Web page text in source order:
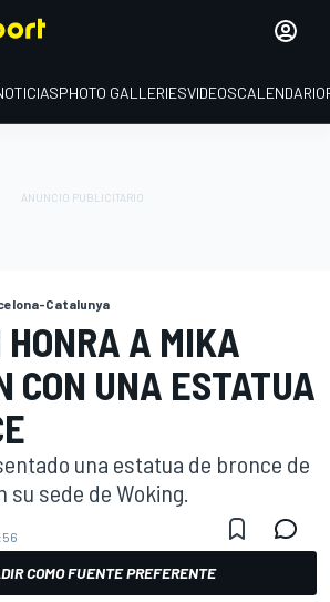
PHOTO GALLERIESVIDEOSCALENDARIO
Catalunya
A MIKA
CON UNA ESTATUA
una estatua de bronce de
su sede de Woking.
COMO FUENTE PREFERENTE